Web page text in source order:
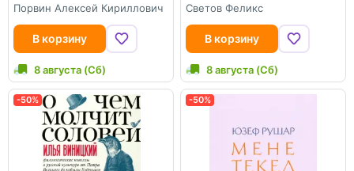
Порвин Алексей Кириллович
В корзину
8 августа (Сб)
Светов Феликс
В корзину
8 августа (Сб)
-50% -50%